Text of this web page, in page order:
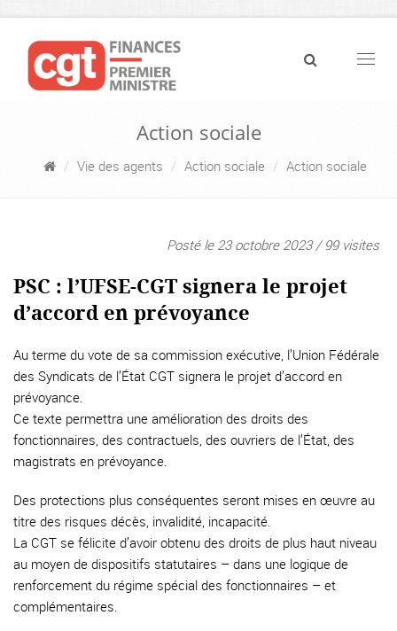
Action sociale
Vie des agents Action sociale Action sociale
Posté le 23 octobre 2023 / 99 visites
PSC : l’UFSE-CGT signera le projet
d’accord en prévoyance
Au terme du vote de sa commission exécutive, l’Union Fédérale
des Syndicats de l’État CGT signera le projet d’accord en
prévoyance.
Ce texte permettra une amélioration des droits des
fonctionnaires, des contractuels, des ouvriers de l’État, des
magistrats en prévoyance.
Des protections plus conséquentes seront mises en œuvre au
titre des risques décès, invalidité, incapacité.
La CGT se félicite d’avoir obtenu des droits de plus haut niveau
au moyen de dispositifs statutaires – dans une logique de
renforcement du régime spécial des fonctionnaires – et
complémentaires.